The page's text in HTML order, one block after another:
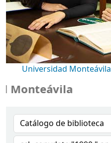
Universidad Monteávila